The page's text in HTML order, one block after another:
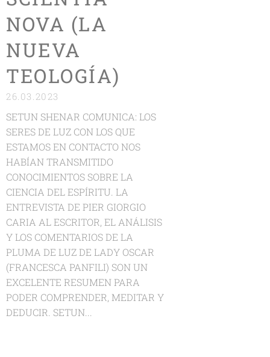
NOVA (LA
NUEVA
TEOLOGÍA)
26.03.2023
SETUN SHENAR COMUNICA: LOS
SERES DE LUZ CON LOS QUE
ESTAMOS EN CONTACTO NOS
HABÍAN TRANSMITIDO
CONOCIMIENTOS SOBRE LA
CIENCIA DEL ESPÍRITU. LA
ENTREVISTA DE PIER GIORGIO
CARIA AL ESCRITOR, EL ANÁLISIS
Y LOS COMENTARIOS DE LA
PLUMA DE LUZ DE LADY OSCAR
(FRANCESCA PANFILI) SON UN
EXCELENTE RESUMEN PARA
PODER COMPRENDER, MEDITAR Y
DEDUCIR. SETUN...